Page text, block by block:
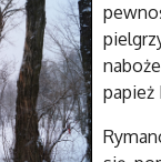
papież